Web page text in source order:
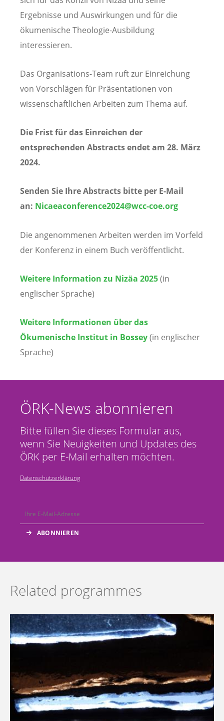
Ergebnisse und Auswirkungen und für die
ökumenische Theologie-Ausbildung
interessieren.
Das Organisations-Team ruft zur Einreichung
von Vorschlägen für Präsentationen von
wissenschaftlichen Arbeiten zum Thema auf.
Die Frist für das Einreichen der
entsprechenden Abstracts endet am 28. März
2024.
Senden Sie Ihre Abstracts bitte per E-Mail
an: Nicaeaconference2024@wcc-coe.org
Die angenommenen Arbeiten werden im Vorfeld
der Konferenz in einem Buch veröffentlicht.
Weitere Information zu Nizäa 2025(in
englischer Sprache)
Weitere Informationen über das
Ökumenische Institut in Bossey(in englischer
Sprache)
ÖRK-News abonnieren
Bitte füllen Sie dieses Formular aus,
wenn Sie Neuigkeiten und Updates des
ÖRK per E-Mail erhalten möchten.
Datenschutzerklärung
Related programmes